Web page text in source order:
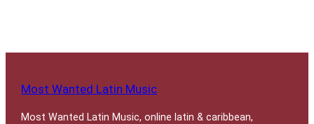
Most Wanted Latin Music
Most Wanted Latin Music, online latin & caribbean,